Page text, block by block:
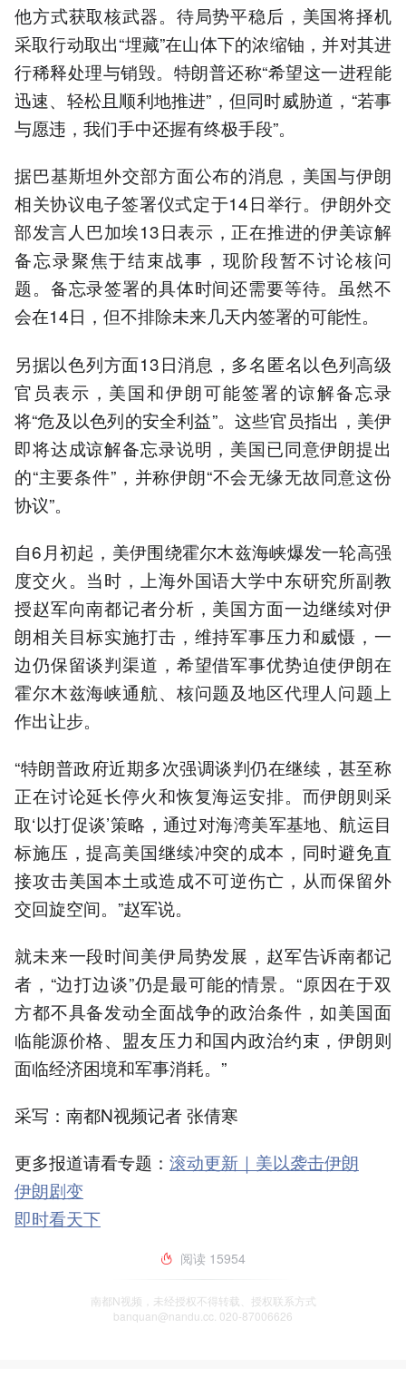
他方式获取核武器。待局势平稳后，美国将择机
采取行动取出“埋藏”在山体下的浓缩铀，并对其进
行稀释处理与销毁。特朗普还称“希望这一进程能
迅速、轻松且顺利地推进”，但同时威胁道，“若事
与愿违，我们手中还握有终极手段”。
据巴基斯坦外交部方面公布的消息，美国与伊朗
相关协议电子签署仪式定于14日举行。伊朗外交
部发言人巴加埃13日表示，正在推进的伊美谅解
备忘录聚焦于结束战事，现阶段暂不讨论核问
题。备忘录签署的具体时间还需要等待。虽然不
会在14日，但不排除未来几天内签署的可能性。
另据以色列方面13日消息，多名匿名以色列高级
官员表示，美国和伊朗可能签署的谅解备忘录
将“危及以色列的安全利益”。这些官员指出，美伊
即将达成谅解备忘录说明，美国已同意伊朗提出
的“主要条件”，并称伊朗“不会无缘无故同意这份
协议”。
自6月初起，美伊围绕霍尔木兹海峡爆发一轮高强
度交火。当时，上海外国语大学中东研究所副教
授赵军向南都记者分析，美国方面一边继续对伊
朗相关目标实施打击，维持军事压力和威慑，一
边仍保留谈判渠道，希望借军事优势迫使伊朗在
霍尔木兹海峡通航、核问题及地区代理人问题上
作出让步。
“特朗普政府近期多次强调谈判仍在继续，甚至称
正在讨论延长停火和恢复海运安排。而伊朗则采
取‘以打促谈’策略，通过对海湾美军基地、航运目
标施压，提高美国继续冲突的成本，同时避免直
接攻击美国本土或造成不可逆伤亡，从而保留外
交回旋空间。”赵军说。
就未来一段时间美伊局势发展，赵军告诉南都记
者，“边打边谈”仍是最可能的情景。“原因在于双
方都不具备发动全面战争的政治条件，如美国面
临能源价格、盟友压力和国内政治约束，伊朗则
面临经济困境和军事消耗。”
采写：南都N视频记者 张倩寒
更多报道请看专题： 滚动更新｜美以袭击伊朗
伊朗剧变
即时看天下
阅读 15954
南都N视频，未经授权不得转载、授权联系方式
banquan@nandu.cc. 020-87006626